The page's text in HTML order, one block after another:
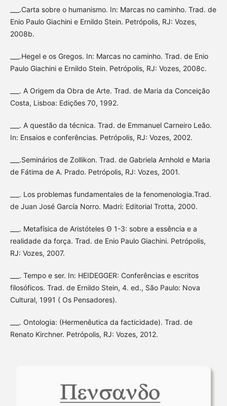
___.Carta sobre o humanismo. In: Marcas no caminho. Trad. de
Enio Paulo Giachini e Ernildo Stein. Petrópolis, RJ: Vozes,
2008b.
___.Hegel e os Gregos. In: Marcas no caminho. Trad. de Enio
Paulo Giachini e Ernildo Stein. Petrópolis, RJ: Vozes, 2008c.
___. A Origem da Obra de Arte. Trad. de Maria da Conceição
Costa, Lisboa: Edições 70, 1992.
___. A questão da técnica. Trad. de Emmanuel Carneiro Leão.
In: Ensaios e conferências. Petrópolis, RJ: Vozes, 2002.
___.Seminários de Zollikon. Trad. de Gabriela Arnhold e Maria
de Fátima de A. Prado. Petrópolis, RJ: Vozes, 2001.
___. Los problemas fundamentales de la fenomenologia.Trad.
de Juan José García Norro. Madri: Editorial Trotta, 2000.
___. Metafísica de Aristóteles Θ 1-3: sobre a essência e a
realidade da força. Trad. de Enio Paulo Giachini. Petrópolis,
RJ: Vozes, 2007.
___. Tempo e ser. In: HEIDEGGER: Conferências e escritos
filosóficos. Trad. de Ernildo Stein, 4. ed., São Paulo: Nova
Cultural, 1991 ( Os Pensadores).
___. Ontologia: (Hermenêutica da facticidade). Trad. de
Renato Kirchner. Petrópolis, RJ: Vozes, 2012.